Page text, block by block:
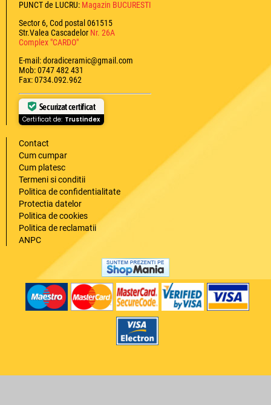
PUNCT de LUCRU: Magazin BUCURESTI
Sector 6, Cod postal 061515
Str.Valea Cascadelor Nr. 26A
Complex "CARDO"
E-mail: doradiceramic@gmail.com
Mob: 0747 482 431
Fax: 0734.092.962
Securizat certificat
Certificat de: Trustindex
Contact
Cum cumpar
Cum platesc
Termeni si conditii
Politica de confidentialitate
Protectia datelor
Politica de cookies
Politica de reclamatii
ANPC